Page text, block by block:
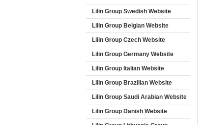
Lilin Group Swedish Website
Lilin Group Belgian Website
Lilin Group Czech Website
Lilin Group Germany Website
Lilin Group Italian Website
Lilin Group Brazilian Website
Lilin Group Saudi Arabian Website
Lilin Group Danish Website